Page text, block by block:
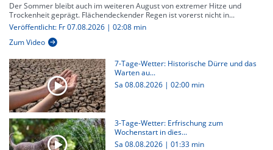
Der Sommer bleibt auch im weiteren August von extremer Hitze und
Trockenheit geprägt. Flächendeckender Regen ist vorerst nicht in...
Veröffentlicht: Fr 07.08.2026 | 02:08 min
Zum Video
7-Tage-Wetter: Historische Dürre und das
Warten au...
Sa 08.08.2026 | 02:00 min
3-Tage-Wetter: Erfrischung zum
Wochenstart in dies...
Sa 08.08.2026 | 01:33 min